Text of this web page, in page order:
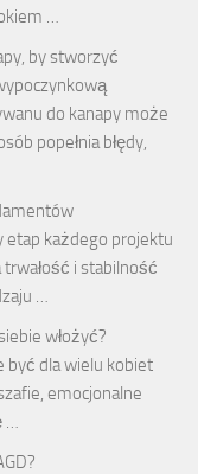
…
by stworzyć
do kanapy może
popełnia błędy,
każdego projektu
i stabilność
…
włożyć?
być dla wielu kobiet
emocjonalne
…